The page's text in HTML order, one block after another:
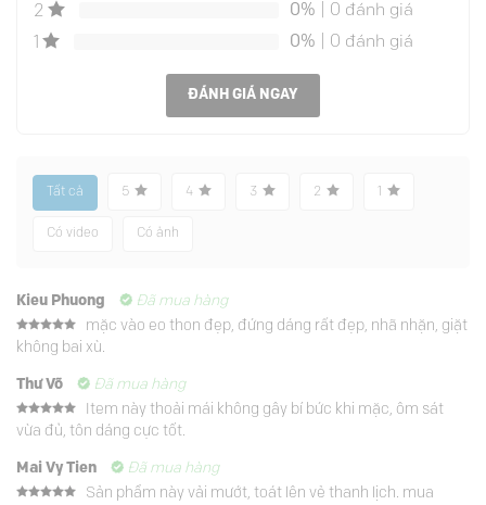
2
0% | 0 đánh giá
1
0% | 0 đánh giá
ĐÁNH GIÁ NGAY
Tất cả 5 4 3 2 1
Có video Có ảnh
Kieu Phuong Đã mua hàng
Được xếp
hạng 55
mặc vào eo thon đẹp, đứng dáng rất đẹp, nhã nhặn, giặt
không bai xù.
Thư Võ Đã mua hàng
Được xếp
hạng5 5
Item này thoải mái không gây bí bức khi mặc, ôm sát
vừa đủ, tôn dáng cực tốt.
Mai Vy Tien Đã mua hàng
Sản phẩm này vải mướt, toát lên vẻ thanh lịch. mua